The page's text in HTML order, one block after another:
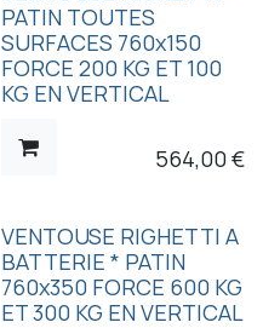
PATIN TOUTES
SURFACES 760x150
FORCE 200 KG ET 100
KG EN VERTICAL
564,00€
VENTOUSE RIGHETTI A
BATTERIE * PATIN
760x350 FORCE 600 KG
ET 300 KG EN VERTICAL